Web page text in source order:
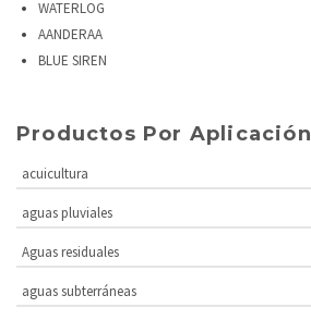
WATERLOG
AANDERAA
BLUE SIREN
Productos Por Aplicación
acuicultura
aguas pluviales
Aguas residuales
aguas subterráneas